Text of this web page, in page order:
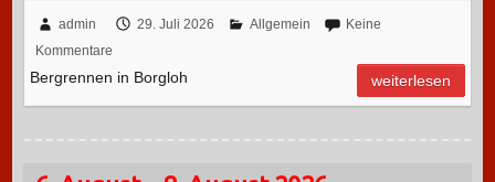
admin 29. Juli 2026 Allgemein
Keine
Kommentare
Bergrennen in Borgloh weiterlesen